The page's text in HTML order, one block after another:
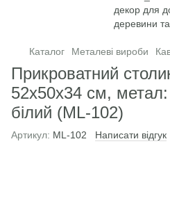
Каталог Металеві вироби
Прикроватний
52х50х34 см,
білий (ML-102)
Артикул: ML-102 Написати відгук